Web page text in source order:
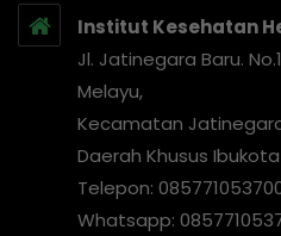
Institut Kesehatan
Jl. Jatinegara Baru.
Melayu,
Kecamatan
Daerah Khusus
Telepon:
Whatsapp: